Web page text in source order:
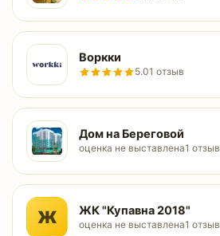
Воркки
5.01 отзыв
Дом на Береговой
оценка не выставлена1 отзыв
Ж ЖК "Купавна 2018"
оценка не выставлена1 отзыв